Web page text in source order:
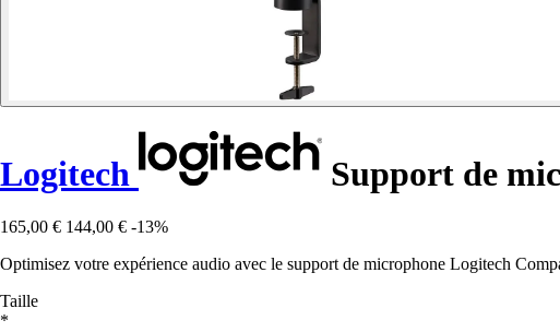
Logitech Support de
165,00 € 144,00 € -13%
Optimisez votre expérience audio avec le support de microphone Logitech
Taille
*